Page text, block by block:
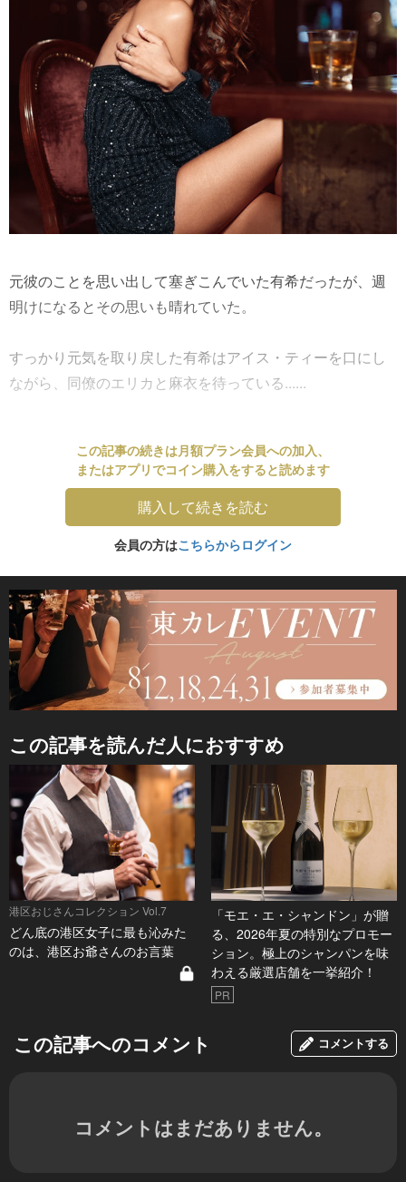
元彼のことを思い出して塞ぎこんでいた有希だったが、週
明けになるとその思いも晴れていた。
すっかり元気を取り戻した有希はアイス・ティーを口にし
ながら、同僚のエリカと麻衣を待っている......
この記事の続きは月額プラン会員への加入、
またはアプリでコイン購入をすると読めます
購入して続きを読む
会員の方はこちらからログイン
この記事を読んだ人におすすめ
港区おじさんコレクション Vol.7
どん底の港区女子に最も沁みた
のは、港区お爺さんのお言葉
「モエ・エ・シャンドン」が贈
る、2026年夏の特別なプロモー
ション。極上のシャンパンを味
わえる厳選店舗を一挙紹介！
PR
この記事へのコメント コメントする
コメントはまだありません。